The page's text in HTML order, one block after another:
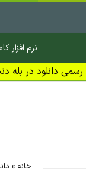
نرم افزار
دانلود در بله
خانه »